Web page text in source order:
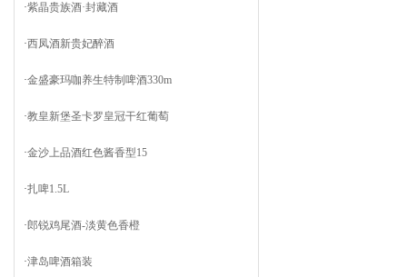
·紫晶贵族酒·封藏酒
·西凤酒新贵妃醉酒
·金盛豪玛咖养生特制啤酒330m
·教皇新堡圣卡罗皇冠干红葡萄
·金沙上品酒红色酱香型15
·扎啤1.5L
·郎锐鸡尾酒-淡黄色香橙
·津岛啤酒箱装